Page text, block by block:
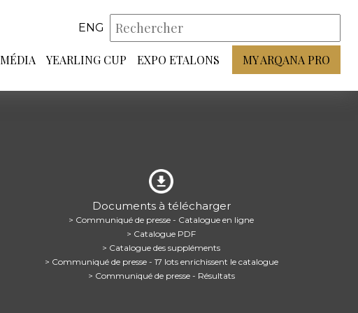
ENG
MÉDIA YEARLING CUP EXPO ETALONS MY ARQANA PRO
Documents à télécharger
> Communiqué de presse - Catalogue en ligne
> Catalogue PDF
> Catalogue des suppléments
> Communiqué de presse - 17 lots enrichissent le catalogue
> Communiqué de presse - Résultats